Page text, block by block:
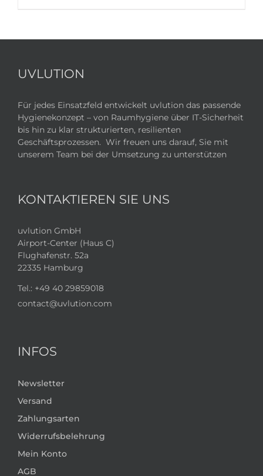
UVLUTION
Für jedes Einsatzfeld entwickelt uvlution das passende
Hygienekonzept – von Raumhygiene über IT-Sicherheit
bis hin zu klar strukturierten, resilienten
Geschäftsprozessen. Wir freuen uns darauf, Sie mit
unserem Team bei der Umsetzung zu unterstützen
KONTAKTIEREN SIE UNS
uvlution GmbH
Airport-Center (Haus C)
Flughafenstr. 52a
22335 Hamburg
Tel.: +49 40 29859018
contact@uvlution.com
INFOS
Newsletter
Versand
Zahlungsarten
Widerrufsbelehrung
Mein Konto
AGB